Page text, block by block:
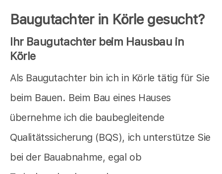
Baugutachter in Körle gesucht?
Ihr Baugutachter beim Hausbau in
Körle
Als Baugutachter bin ich in Körle tätig für Sie
beim Bauen. Beim Bau eines Hauses
übernehme ich die baubegleitende
Qualitätssicherung (BQS), ich unterstütze Sie
bei der Bauabnahme, egal ob